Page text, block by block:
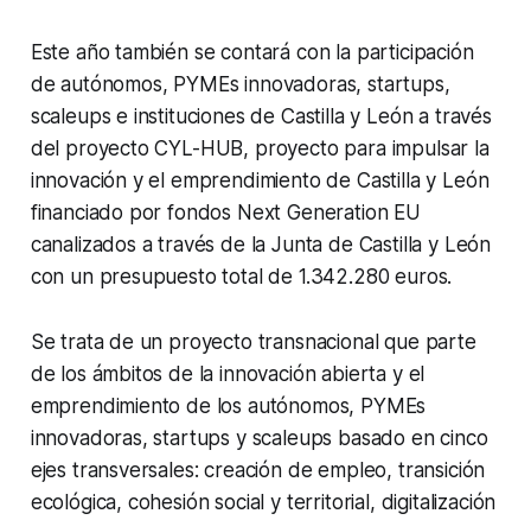
Este año también se contará con la participación
de autónomos, PYMEs innovadoras, startups,
scaleups e instituciones de Castilla y León a través
del proyecto CYL-HUB, proyecto para impulsar la
innovación y el emprendimiento de Castilla y León
financiado por fondos Next Generation EU
canalizados a través de la Junta de Castilla y León
con un presupuesto total de 1.342.280 euros.
Se trata de un proyecto transnacional que parte
de los ámbitos de la innovación abierta y el
emprendimiento de los autónomos, PYMEs
innovadoras, startups y scaleups basado en cinco
ejes transversales: creación de empleo, transición
ecológica, cohesión social y territorial, digitalización